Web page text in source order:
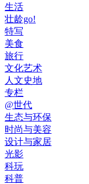
生活
壮龄go!
特写
美食
旅行
文化艺术
人文史地
专栏
@世代
生态与环保
时尚与美容
设计与家居
光影
科玩
科普